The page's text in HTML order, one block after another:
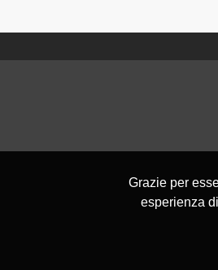
Grazie per
esperienza